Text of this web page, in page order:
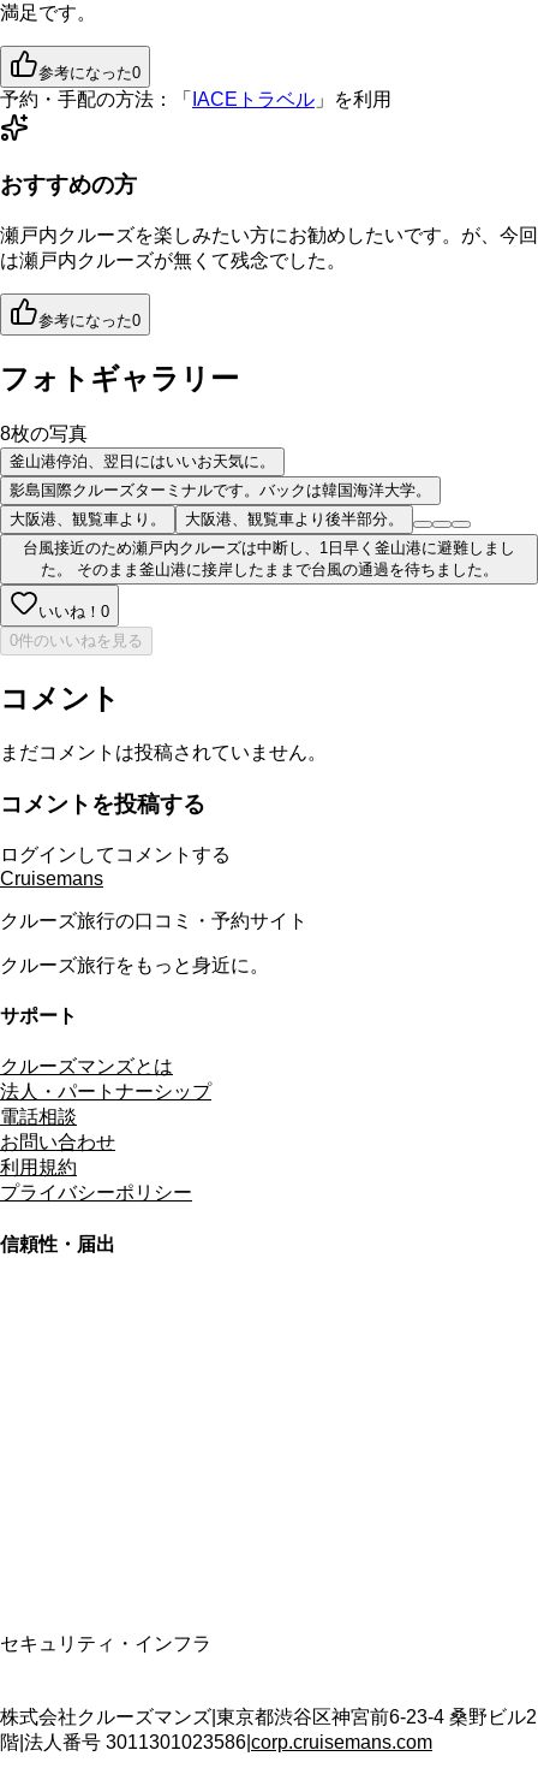
満足です。
参考になった0
予約・手配の方法： 「 IACEトラベル 」を利用
おすすめの方
瀬戸内クルーズを楽しみたい方にお勧めしたいです。が、今回
は瀬戸内クルーズが無くて残念でした。
参考になった0
フォトギャラリー
8枚の写真
釜山港停泊、翌日にはいいお天気に。
影島国際クルーズターミナルです。バックは韓国海洋大学。
大阪港、観覧車より。
大阪港、観覧車より後半部分。
台風接近のため瀬戸内クルーズは中断し、1日早く釜山港に避難しまし
た。 そのまま釜山港に接岸したままで台風の通過を待ちました。
いいね！ 0
0件のいいねを見る
コメント
まだコメントは投稿されていません。
コメントを投稿する
ログインしてコメントする
Cruisemans
クルーズ旅行の口コミ・予約サイト
クルーズ旅行をもっと身近に。
サポート
クルーズマンズとは
法人・パートナーシップ
電話相談
お問い合わせ
利用規約
プライバシーポリシー
信頼性・届出
セキュリティ・インフラ
株式会社クルーズマンズ 東京都渋谷区神宮前6-23-4 桑野ビル2
階 法人番号 3011301023586 corp.cruisemans.com